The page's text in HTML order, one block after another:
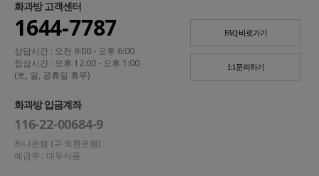
화과방 고객센터
1644-7787
상담시간 : 오전 9:00 - 오후 6:00
점심시간 : 오후 12:00 - 오후 1:00
(토, 일, 공휴일 휴무)
FAQ 바로가기
1:1문의하기
화과방 입금계좌
116-22-00684-9
하나은행 (구 외환은행)
예금주 : 대두식품